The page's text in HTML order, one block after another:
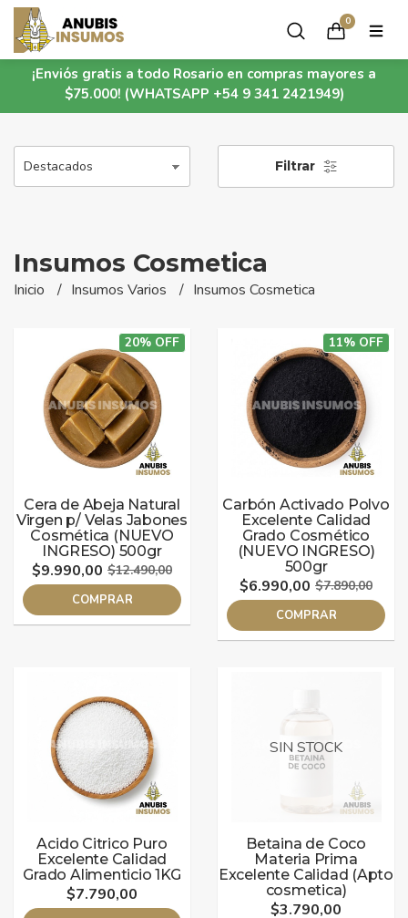
¡Enviós gratis a todo Rosario en compras mayores a
$75.000! (WHATSAPP +54 9 341 2421949)
0
Filtrar
Insumos Cosmetica
Inicio Insumos Varios Insumos Cosmetica
20% OFF
Cera de Abeja Natural
Virgen p/ Velas Jabones
Cosmética (NUEVO
INGRESO) 500gr
$9.990,00 $12.490,00
COMPRAR
11% OFF
Carbón Activado Polvo
Excelente Calidad
Grado Cosmético
(NUEVO INGRESO)
500gr
$6.990,00 $7.890,00
COMPRAR
Acido Citrico Puro
Excelente Calidad
Grado Alimenticio 1KG
$7.790,00
SIN STOCK
Betaina de Coco
Materia Prima
Excelente Calidad (Apto
cosmetica)
$3.790,00